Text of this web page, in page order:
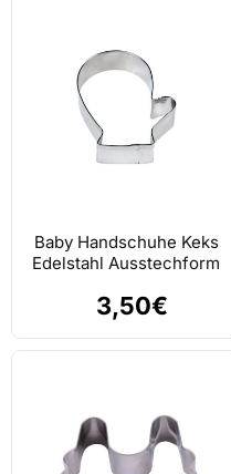
Baby Handschuhe Keks
Edelstahl Ausstechform
3,50€